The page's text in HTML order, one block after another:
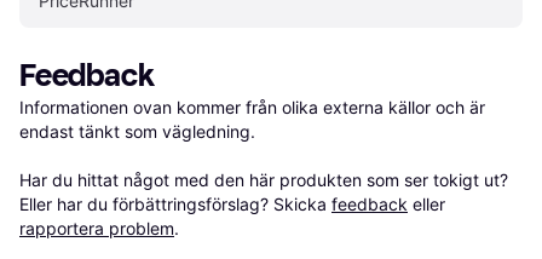
Feedback
Informationen ovan kommer från olika externa källor och är
endast tänkt som vägledning.
Har du hittat något med den här produkten som ser tokigt ut?
Eller har du förbättringsförslag? Skicka feedback eller
rapportera problem.